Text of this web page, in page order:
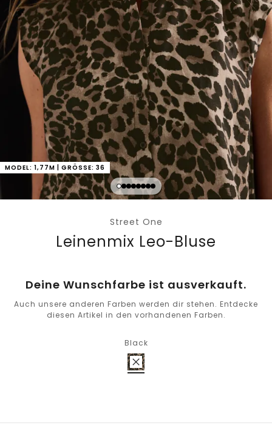
MODEL: 1,77M | GRÖSSE: 36
Street One
Leinenmix Leo-Bluse
Deine Wunschfarbe ist ausverkauft.
Auch unsere anderen Farben werden dir stehen. Entdecke
diesen Artikel in den vorhandenen Farben.
Black